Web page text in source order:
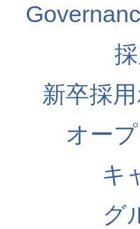
新卒採
オー
キ
グ